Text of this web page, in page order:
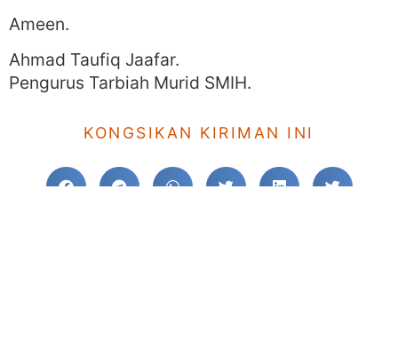
Ameen.
Ahmad Taufiq Jaafar.
Pengurus Tarbiah Murid SMIH.
KONGSIKAN KIRIMAN INI